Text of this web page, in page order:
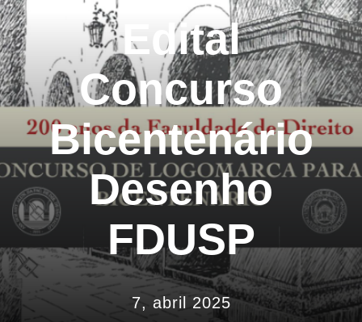
Arquivos
Associe-se
Notícias
Contato
Edital
Concurso
Bicentenário
Desenho
FDUSP
7, abril 2025